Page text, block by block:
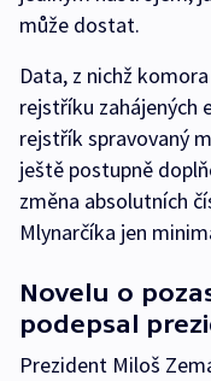
může dostat.
Data, z nichž
rejstříku zahájených
rejstřík spravovaný
ještě postupně
změna absolutních
Mlynarčíka jen
Novelu o
podepsal
Prezident Miloš